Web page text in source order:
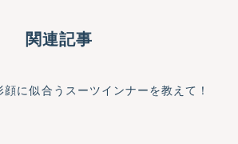
関連記事
顔に似合うスーツインナーを教えて！